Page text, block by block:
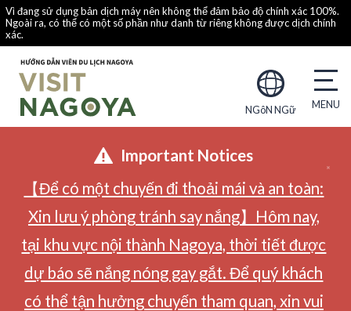
Vì đang sử dụng bản dịch máy nên không thể đảm bảo độ chính xác 100%.
Ngoài ra, có thể có một số phần như danh từ riêng không được dịch chính
xác.
NGôN NGữ
Important Notices
【Để có một chuyến đi thoải mái và an toàn:
Xin lưu ý phòng tránh say nắng】Hôm nay,
tại khu vực nội thành Nagoya, thời tiết được
dự báo sẽ nắng nóng gay gắt. Để quý khách
có thể tận hưởng chuyến tham quan, xin vui